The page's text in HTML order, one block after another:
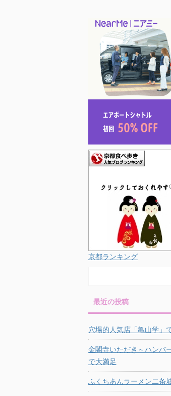
京都ランキング
最近の投稿
穴場的人気店「亀山学」
金閣寺いただき～ハンバ
で大満足
ふくちあんラーメン二条